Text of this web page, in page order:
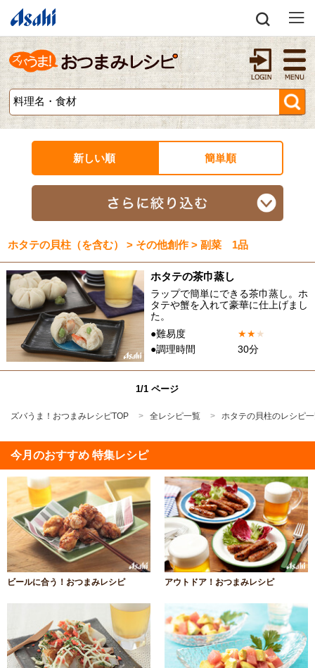
新しい順 簡単順
ホタテの貝柱（を含む） > その他創作 > 副菜 1品
ホタテの茶巾蒸し
ラップで簡単にできる茶巾蒸し。ホ
タテや蟹を入れて豪華に仕上げまし
た。
●難易度
★★★
●調理時間
30分
1/1 ページ
ズバうま！おつまみレシピTOP 全レシピ一覧 ホタテの貝柱のレシピ
今月のおすすめ 特集レシピ
ビールに合う！おつまみレシピ アウトドア！おつまみレシピ